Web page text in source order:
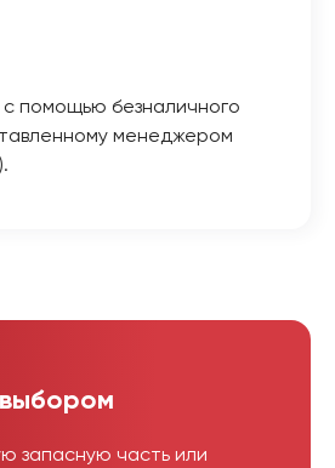
с помощью безналичного
менеджером
запасную часть или